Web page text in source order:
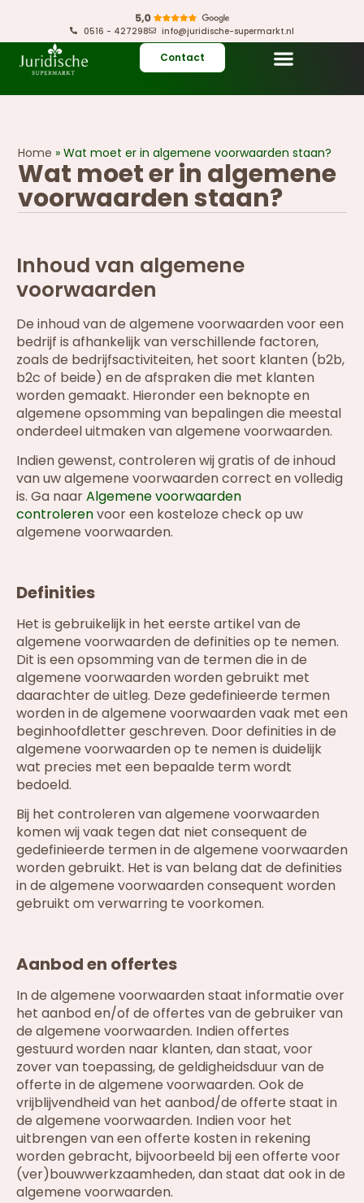
0516 - 427298 info@juridische-supermarkt.nl
Contact
Home »Wat moet er in algemene voorwaarden staan?
Wat moet er in algemene
voorwaarden staan?
Inhoud van algemene
voorwaarden
De inhoud van de algemene voorwaarden voor een
bedrijf is afhankelijk van verschillende factoren,
zoals de bedrijfsactiviteiten, het soort klanten (b2b,
b2c of beide) en de afspraken die met klanten
worden gemaakt. Hieronder een beknopte en
algemene opsomming van bepalingen die meestal
onderdeel uitmaken van algemene voorwaarden.
Indien gewenst, controleren wij gratis of de inhoud
van uw algemene voorwaarden correct en volledig
is. Ga naarAlgemene voorwaarden
controlerenvoor een kosteloze check op uw
algemene voorwaarden.
Definities
Het is gebruikelijk in het eerste artikel van de
algemene voorwaarden de definities op te nemen.
Dit is een opsomming van de termen die in de
algemene voorwaarden worden gebruikt met
daarachter de uitleg. Deze gedefinieerde termen
worden in de algemene voorwaarden vaak met een
beginhoofdletter geschreven. Door definities in de
algemene voorwaarden op te nemen is duidelijk
wat precies met een bepaalde term wordt
bedoeld.
Bij het controleren van algemene voorwaarden
komen wij vaak tegen dat niet consequent de
gedefinieerde termen in de algemene voorwaarden
worden gebruikt. Het is van belang dat de definities
in de algemene voorwaarden consequent worden
gebruikt om verwarring te voorkomen.
Aanbod en offertes
In de algemene voorwaarden staat informatie over
het aanbod en/of de offertes van de gebruiker van
de algemene voorwaarden. Indien offertes
gestuurd worden naar klanten, dan staat, voor
zover van toepassing, de geldigheidsduur van de
offerte in de algemene voorwaarden. Ook de
vrijblijvendheid van het aanbod/de offerte staat in
de algemene voorwaarden. Indien voor het
uitbrengen van een offerte kosten in rekening
worden gebracht, bijvoorbeeld bij een offerte voor
(ver)bouwwerkzaamheden, dan staat dat ook in de
algemene voorwaarden.